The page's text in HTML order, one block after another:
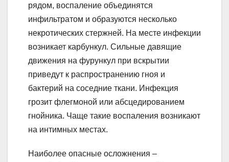
рядом, воспаление объединятся
инфильтратом и образуются несколько
некротических стержней. На месте инфекции
возникает карбункул. Сильные давящие
движения на фурункул при вскрытии
приведут к распространению гноя и
бактерий на соседние ткани. Инфекция
грозит флегмоной или абсцедированием
гнойника. Чаще такие воспаления возникают
на интимных местах.
Наиболее опасные осложнения –